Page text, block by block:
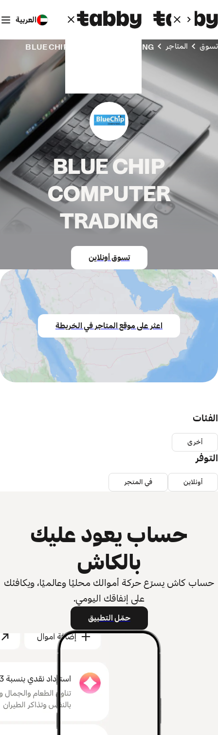
العربية
تسوق المتاجر BLUE CHIP COMPUTER TRADING
BLUE CHIP
COMPUTER
TRADING
تسوق أونلاين
اعثر على موقع المتاجر في الخريطة
الفئات
أخرى
التوفر
أونلاين في المتجر
حساب يعود عليك
بالكاش
حساب كاش يسرّع حركة أموالك محليًا وعالميًا، ويكافئك
على إنفاقك اليومي.
حمّل التطبيق